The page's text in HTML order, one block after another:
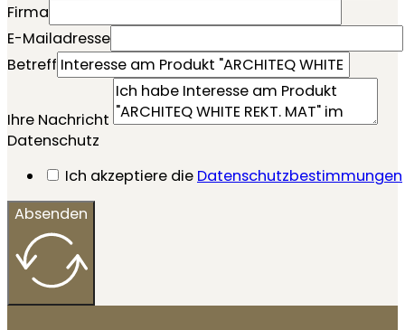
Firma
E-Mailadresse
Betreff
Ihre Nachricht
Datenschutz
Ich akzeptiere die Datenschutzbestimmungen
Absenden